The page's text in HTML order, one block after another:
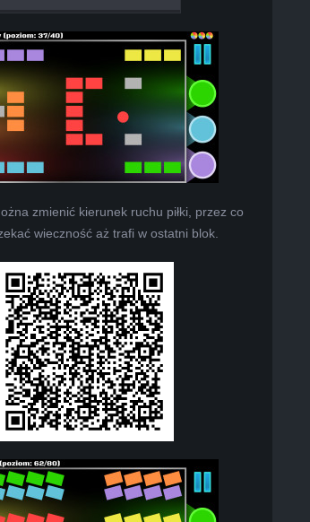
zmienić kierunek ruchu piłki, przez co
wieczność aż trafi w ostatni blok.